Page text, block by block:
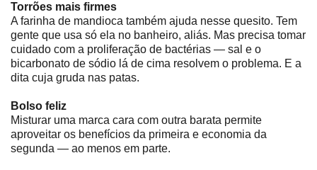
Torrões mais firmes
A farinha de mandioca também ajuda nesse quesito. Tem
gente que usa só ela no banheiro, aliás. Mas precisa tomar
cuidado com a proliferação de bactérias ― sal e o
bicarbonato de sódio lá de cima resolvem o problema. E a
dita cuja gruda nas patas.
Bolso feliz
Misturar uma marca cara com outra barata permite
aproveitar os benefícios da primeira e economia da
segunda ― ao menos em parte.